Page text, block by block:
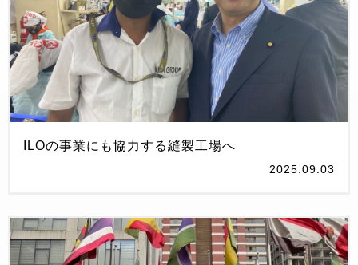
ILOの事業にも協力する縫製工場へ
2025.09.03